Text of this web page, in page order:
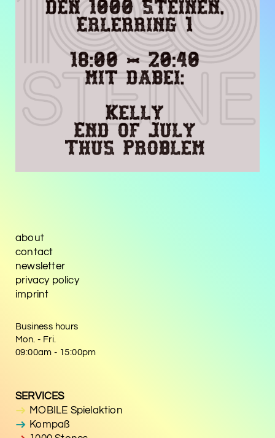
about
contact
newsletter
privacy policy
imprint
Business hours
Mon. - Fri.
09:00am - 15:00pm
SERVICES
MOBILE Spielaktion
Kompaß